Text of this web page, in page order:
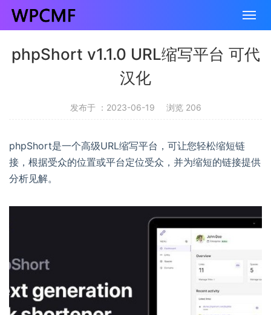
phpShort v1.1.0 URL缩写平台 可代
汉化
发布于 ：2023-06-19 浏览 206
phpShort是一个高级URL缩写平台，可让您轻松缩短链
接，根据受众的位置或平台定位受众，并为缩短的链接提供
分析见解。